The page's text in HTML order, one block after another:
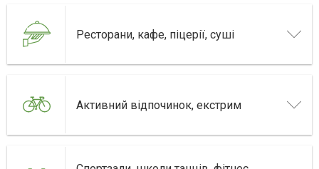
Ресторани, кафе, піцерії, суші
Активний відпочинок, екстрим